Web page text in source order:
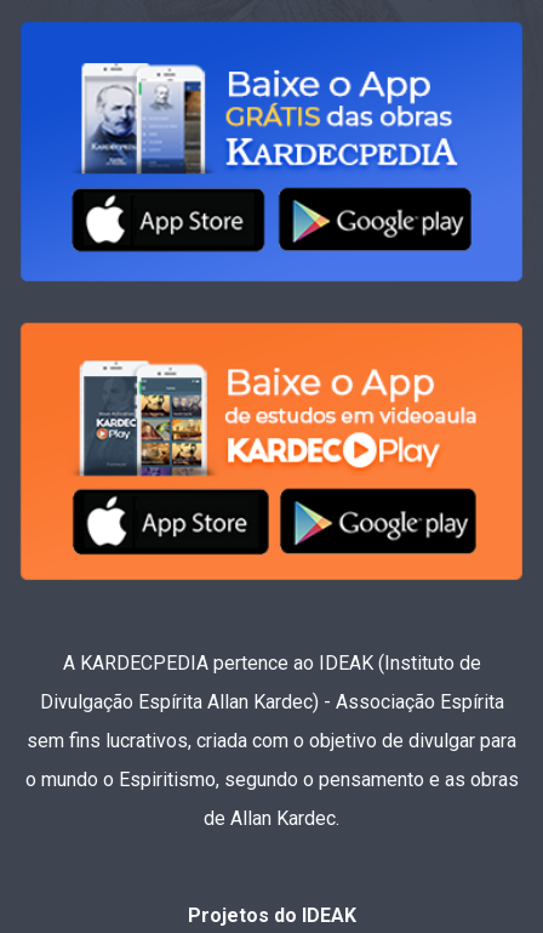
A KARDECPEDIA pertence ao IDEAK (Instituto de
Divulgação Espírita Allan Kardec) - Associação Espírita
sem fins lucrativos, criada com o objetivo de divulgar para
o mundo o Espiritismo, segundo o pensamento e as obras
de Allan Kardec.
Projetos do IDEAK